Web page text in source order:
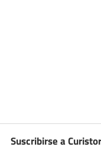
Suscribirse a